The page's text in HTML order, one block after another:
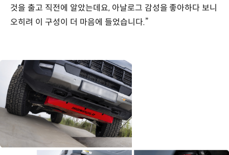
것을 출고 직전에 알았는데요, 아날로그 감성을 좋아하다 보니
오히려 이 구성이 더 마음에 들었습니다.”